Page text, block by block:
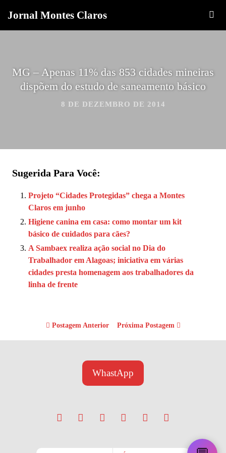
Jornal Montes Claros
MG – Apenas 11% das 853 cidades mineiras
dispõem do estudo de saneamento básico
8 DE DEZEMBRO DE 2014
Sugerida Para Você:
Projeto “Cidades Protegidas” chega a Montes
Claros em junho
Higiene canina em casa: como montar um kit
básico de cuidados para cães?
A Sambaex realiza ação social no Dia do
Trabalhador em Alagoas; iniciativa em várias
cidades presta homenagem aos trabalhadores da
linha de frente
Postagem Anterior Próxima Postagem
WhastApp